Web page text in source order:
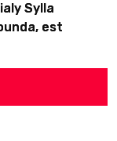
Sylla
est